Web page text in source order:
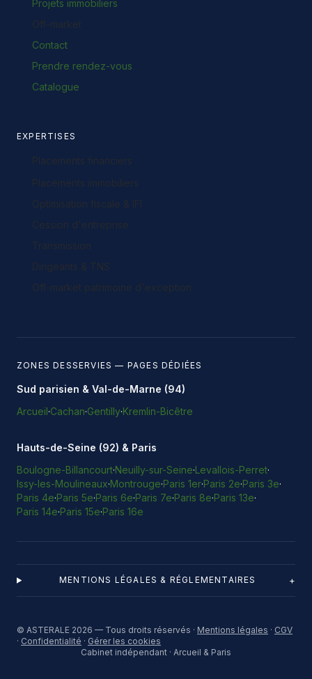
Projets immobiliers
Contact
Prendre rendez-vous
Catalogue
EXPERTISES
ZONES DESSERVIES — PAGES DÉDIÉES
Sud parisien & Val-de-Marne (94)
Arcueil·Cachan·Gentilly·Kremlin-Bicêtre
Hauts-de-Seine (92) & Paris
Boulogne-Billancourt·Neuilly-sur-Seine·Levallois-Perret·
Issy-les-Moulineaux·Montrouge·Paris 1er·Paris 2e·Paris 3e·
Paris 4e·Paris 5e·Paris 6e·Paris 7e·Paris 8e·Paris 13e·
Paris 14e·Paris 15e·Paris 16e
MENTIONS LÉGALES & RÉGLEMENTAIRES +
© ASTERALE 2026 — Tous droits réservés · Mentions légales · CGV
· Confidentialité · Gérer les cookies
Cabinet indépendant · Arcueil & Paris